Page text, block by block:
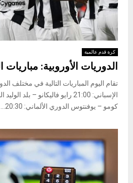
كرة قدم عالمية
الدوريات الأوروبية: مباريات
تقام اليوم المباريات التالية في مختلف
كومو – يوفنتوس ​الدوري الألماني​: 20:30...